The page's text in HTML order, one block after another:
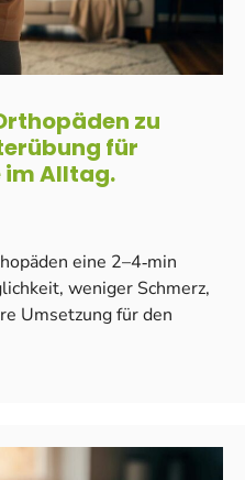
zu
für
im Alltag.
eine 2–4‑min
weniger Schmerz,
Umsetzung für den